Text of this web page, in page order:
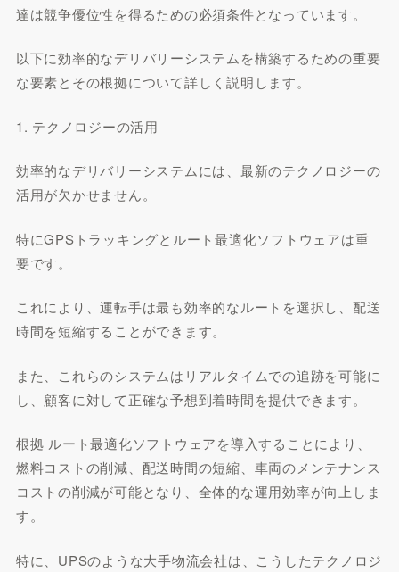
達は競争優位性を得るための必須条件となっています。
以下に効率的なデリバリーシステムを構築するための重要
な要素とその根拠について詳しく説明します。
1. テクノロジーの活用
効率的なデリバリーシステムには、最新のテクノロジーの
活用が欠かせません。
特にGPSトラッキングとルート最適化ソフトウェアは重
要です。
これにより、運転手は最も効率的なルートを選択し、配送
時間を短縮することができます。
また、これらのシステムはリアルタイムでの追跡を可能に
し、顧客に対して正確な予想到着時間を提供できます。
根拠 ルート最適化ソフトウェアを導入することにより、
燃料コストの削減、配送時間の短縮、車両のメンテナンス
コストの削減が可能となり、全体的な運用効率が向上しま
す。
特に、UPSのような大手物流会社は、こうしたテクノロジ